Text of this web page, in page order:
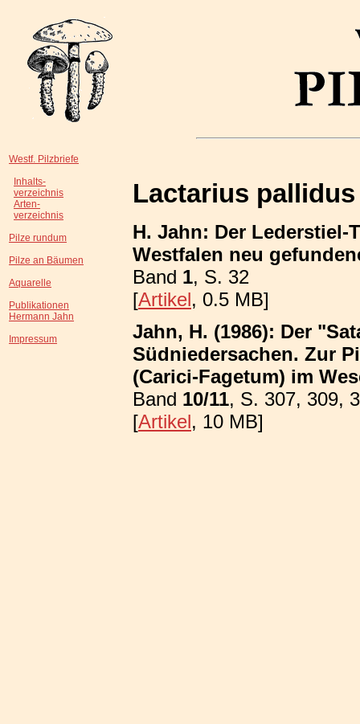
Westf. Pilzbriefe
Inhalts-
verzeichnis
Arten-
verzeichnis
Pilze rundum
Pilze an Bäumen
Aquarelle
Publikationen
Hermann Jahn
Impressum
Lactarius pallidus
H. Jahn: Der
Westfalen neu
Band 1, S. 32
[Artikel, 0.5 MB]
Jahn, H. (1986): Der
Südniedersachen. Zur
(Carici-Fagetum) im
Band 10/11, S. 307, 309,
[Artikel, 10 MB]